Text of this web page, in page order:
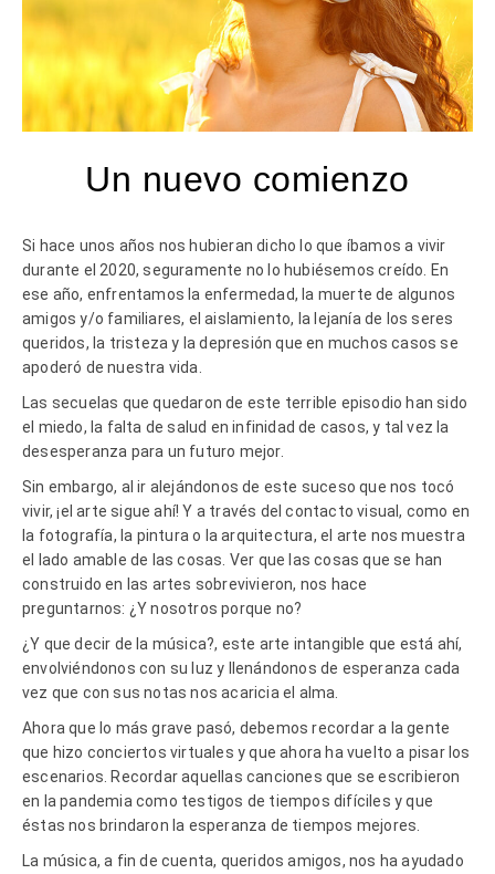
Un nuevo comienzo
Si hace unos años nos hubieran dicho lo que íbamos a vivir
durante el 2020, seguramente no lo hubiésemos creído. En
ese año, enfrentamos la enfermedad, la muerte de algunos
amigos y/o familiares, el aislamiento, la lejanía de los seres
queridos, la tristeza y la depresión que en muchos casos se
apoderó de nuestra vida.
Las secuelas que quedaron de este terrible episodio han sido
el miedo, la falta de salud en infinidad de casos, y tal vez la
desesperanza para un futuro mejor.
Sin embargo, al ir alejándonos de este suceso que nos tocó
vivir, ¡el arte sigue ahí! Y a través del contacto visual, como en
la fotografía, la pintura o la arquitectura, el arte nos muestra
el lado amable de las cosas. Ver que las cosas que se han
construido en las artes sobrevivieron, nos hace
preguntarnos: ¿Y nosotros porque no?
¿Y que decir de la música?, este arte intangible que está ahí,
envolviéndonos con su luz y llenándonos de esperanza cada
vez que con sus notas nos acaricia el alma.
Ahora que lo más grave pasó, debemos recordar a la gente
que hizo conciertos virtuales y que ahora ha vuelto a pisar los
escenarios. Recordar aquellas canciones que se escribieron
en la pandemia como testigos de tiempos difíciles y que
éstas nos brindaron la esperanza de tiempos mejores.
La música, a fin de cuenta, queridos amigos, nos ha ayudado